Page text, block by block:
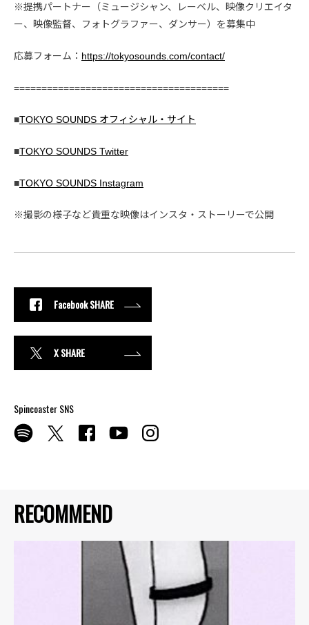
RECOMMEND
※提携パートナー（ミュージシャン、レーベル、映像クリエイタ
ー、映像監督、フォトグラファー、ダンサー）を募集中
応募フォーム： https://tokyosounds.com/contact/
=======================================
■TOKYO SOUNDS オフィシャル・サイト
■TOKYO SOUNDS Twitter
■TOKYO SOUNDS Instagram
※撮影の様子など貴重な映像はインスタ・ストーリーで公開
Facebook SHARE
X SHARE
Spincoaster SNS